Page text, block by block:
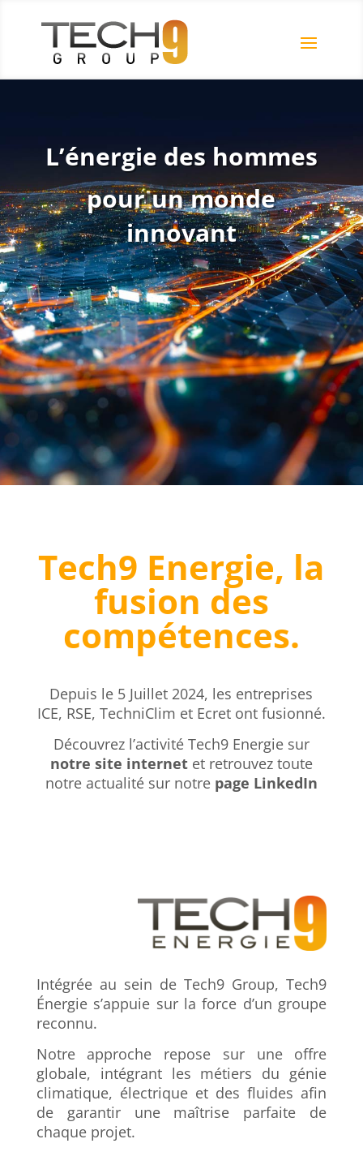
L’énergie des hommes
pour un monde
innovant
Tech9 Energie, la
fusion des
compétences.
Depuis le 5 Juillet 2024, les entreprises
ICE, RSE, TechniClim et Ecret ont fusionné.
Découvrez l’activité Tech9 Energie sur
notre site internet et retrouvez toute
notre actualité sur notre page LinkedIn
Intégrée au sein de Tech9 Group, Tech9
Énergie s’appuie sur la force d’un groupe
reconnu.
Notre approche repose sur une offre
globale, intégrant les métiers du génie
climatique, électrique et des fluides afin
de garantir une maîtrise parfaite de
chaque projet.